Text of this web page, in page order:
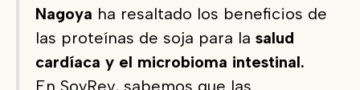
Nagoya ha resaltado los beneficios de
las proteínas de soja para la salud
cardíaca y el microbioma intestinal.
En SoyRev, sabemos que las